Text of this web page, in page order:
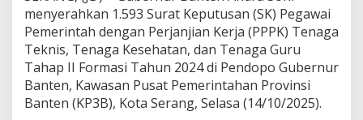
e
r
n
u
r
B
a
n
menyerahkan 1.593 Surat Keputusan (SK) Pegawai
Pemerintah dengan Perjanjian Kerja (PPPK) Tenaga
Teknis, Tenaga Kesehatan, dan Tenaga Guru
Tahap II Formasi Tahun 2024 di Pendopo Gubernur
Banten, Kawasan Pusat Pemerintahan Provinsi
Banten (KP3B), Kota Serang, Selasa (14/10/2025).